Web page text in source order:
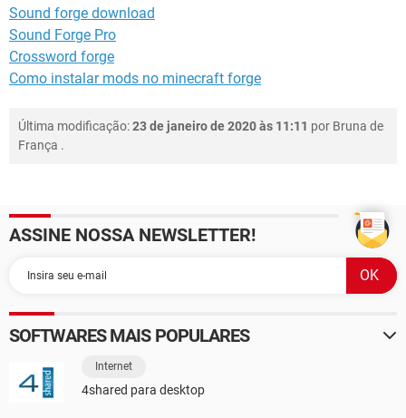
Sound forge download
Sound Forge Pro
Crossword forge
Como instalar mods no minecraft forge
Última modificação:23 de janeiro de 2020 às 11:11 por Bruna de
França .
ASSINE NOSSA NEWSLETTER!
SOFTWARES MAIS POPULARES
Internet
4shared para desktop